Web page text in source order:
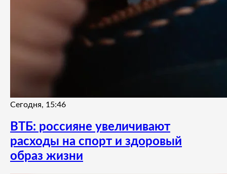
Сегодня, 15:46
ВТБ: россияне увеличивают
расходы на спорт и здоровый
образ жизни